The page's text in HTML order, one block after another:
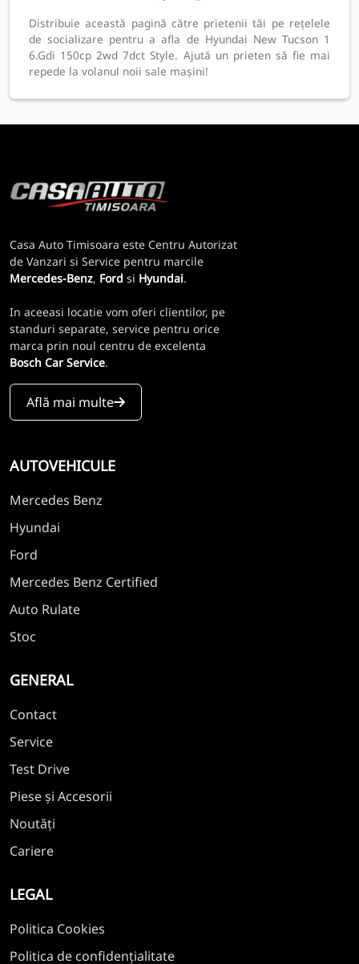
Distribuie această pagină către prietenii tăi pe rețelele
de socializare pentru a afla de Hyundai New Tucson 1
6.Gdi 150cp 2wd 7dct Style. Ajută un prieten să fie mai
repede la volanul noii sale mașini!
Casa Auto Timisoara este Centru Autorizat
de Vanzari si Service pentru marcile
Mercedes-Benz, Ford si Hyundai.
In aceeasi locatie vom oferi clientilor, pe
standuri separate, service pentru orice
marca prin noul centru de excelenta
Bosch Car Service.
Află mai multe
AUTOVEHICULE
Mercedes Benz
Hyundai
Ford
Mercedes Benz Certified
Auto Rulate
Stoc
GENERAL
Contact
Service
Test Drive
Piese și Accesorii
Noutăți
Cariere
LEGAL
Politica Cookies
Politica de confidențialitate